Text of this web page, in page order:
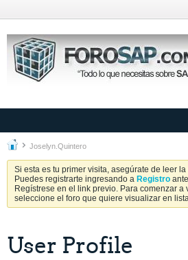
Joselyn.Quintero
Si esta es tu primer visita, asegúrate de leer
Puedes registrarte ingresando a Registro
Regístrese en el link previo. Para comenzar a
seleccione el foro que quiere visualizar en
User Profile